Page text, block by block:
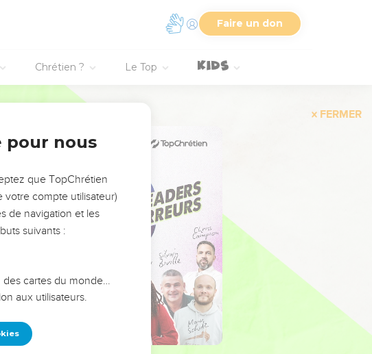
Faire un don
Chrétien ? Le Top
FERMER
pour nous
que TopChrétien
compte utilisateur)
de navigation et les
suivants :
des cartes du monde…
aux utilisateurs.